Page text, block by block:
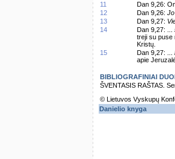
11
Dan 9,26:
12
Dan 9,26:
13
Dan 9,27:
14
Dan 9,27: ...
treji su puse
Kristų.
15
Dan 9,27: ...
apie
BIBLIOGRAFINIAI
ŠVENTASIS RAŠTAS.
© Lietuvos Vyskupų
Danielio knyga